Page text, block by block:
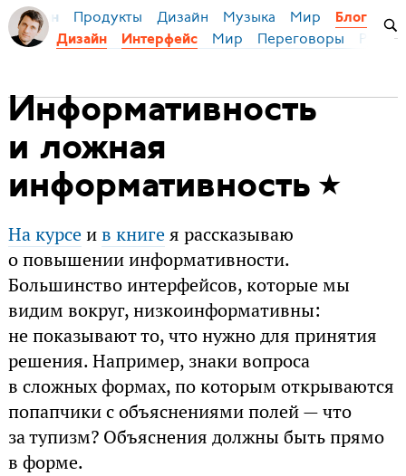
Бирман Продукты Дизайн Музыка Мир
Блог
Дизайн
Интерфейс Мир Переговоры
Информативность
и ложная
информативность
На курсеив книгея рассказываю
о повышении информативности.
Большинство интерфейсов, которые мы
видим вокруг, низкоинформативны:
не показывают то, что нужно для принятия
решения. Например, знаки вопроса
в сложных формах, по которым открываются
попапчики с объяснениями полей — что
за тупизм? Объяснения должны быть прямо
в форме.